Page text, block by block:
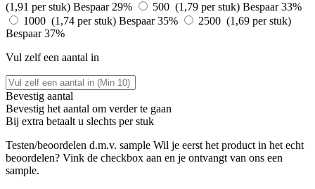
(1,91 per stuk) Bespaar 29% 500 (1,79 per stuk) Bespaar 33%
1000 (1,74 per stuk) Bespaar 35%
2500 (1,69 per stuk)
Bespaar 37%
Vul zelf een aantal in
Bevestig aantal
Bevestig het aantal om verder te gaan
Bij extra betaalt u slechts per stuk
Testen/beoordelen d.m.v. sample Wil je eerst het product in het echt
beoordelen? Vink de checkbox aan en je ontvangt van ons een
sample.